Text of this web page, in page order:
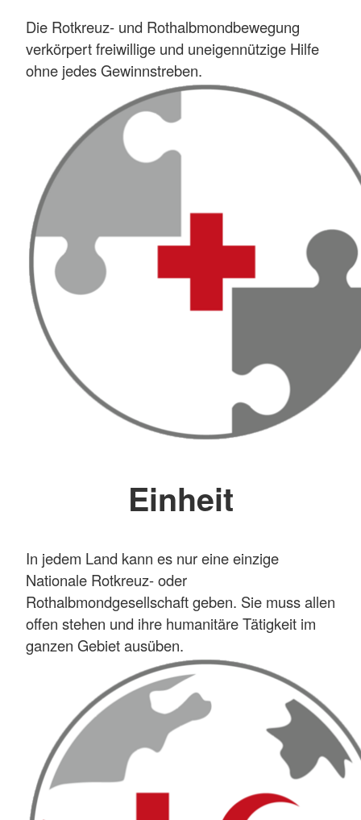
Die Rotkreuz- und Rothalbmondbewegung
verkörpert freiwillige und uneigennützige Hilfe
ohne jedes Gewinnstreben.
Einheit
In jedem Land kann es nur eine einzige
Nationale Rotkreuz- oder
Rothalbmondgesellschaft geben. Sie muss allen
offen stehen und ihre humanitäre Tätigkeit im
ganzen Gebiet ausüben.